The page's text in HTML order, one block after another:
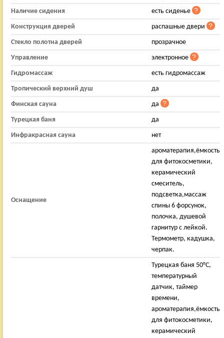
Наличие сидения есть сиденье
Конструкция дверей распашные двери
Стекло полотна дверей прозрачное
Управление электронное
Гидромассаж есть гидромассаж
Тропический верхний душ да
Финская сауна да
Турецкая баня да
Инфракрасная сауна нет
Оснащение
ароматерапия,ёмкость
для фитокосметики,
керамический
смеситель,
подсветка,массаж
спины 6 форсунок,
полочка, душевой
гарнитур с лейкой.
Термометр, кадушка,
черпак.
Турецкая баня 50°С,
температурный
датчик, таймер
времени,
ароматерапия,ёмкость
для фитокосметики,
керамический